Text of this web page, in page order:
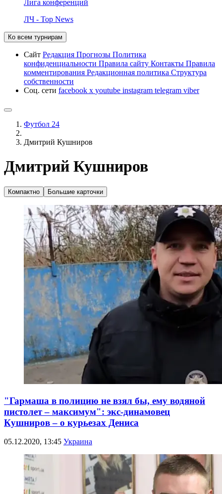
Лига конференций
ЛЧ - Top News
Ко всем турнирам
Сайт Редакция Прогнозы Политика
конфиденциальности Правила сайту Контакты Правила
комментирования Редакционная политика Структура
собственности
Соц. сети facebook x youtube instagram telegram viber
Футбол 24
Дмитрий Кушниров
Дмитрий Кушниров
Компактно Большие карточки
"Гармаша в полицию не взял бы, ему водяной
пистолет – максимум": экс-динамовец
Кушниров – о курьезах Дениса
05.12.2020, 13:45 Украина